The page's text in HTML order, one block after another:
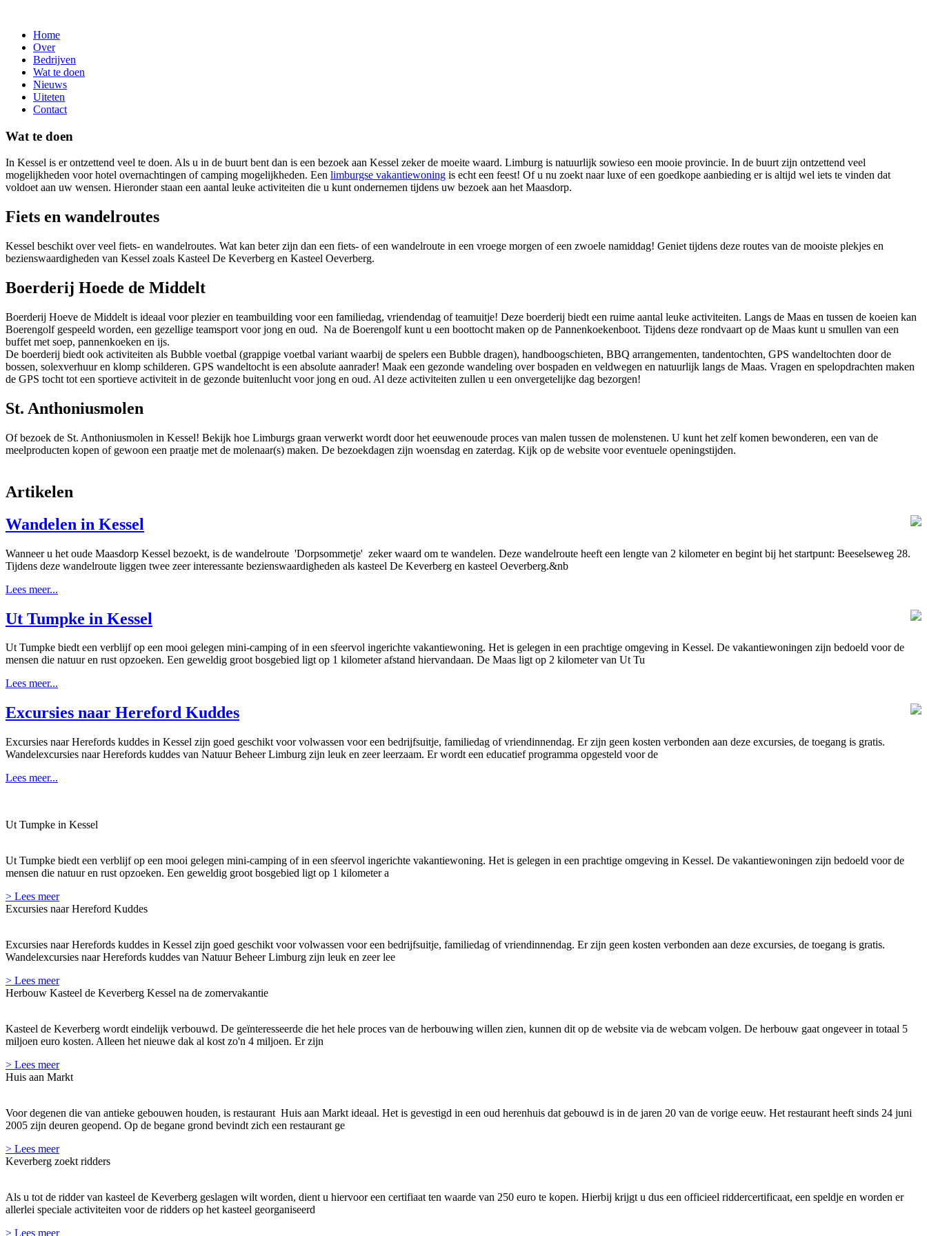
Home
Over
Bedrijven
Wat te doen
Nieuws
Uiteten
Contact
Wat te doen
In Kessel is er ontzettend veel te doen. Als u in de buurt bent dan is een bezoek aan Kessel zeker de moeite waard. Limburg is natuurlijk sowieso een mooie provincie. In de buurt zijn ontzettend veel
mogelijkheden voor hotel overnachtingen of camping mogelijkheden. Een limburgse vakantiewoning is echt een feest! Of u nu zoekt naar luxe of een goedkope aanbieding er is altijd wel iets te vinden dat
voldoet aan uw wensen. Hieronder staan een aantal leuke activiteiten die u kunt ondernemen tijdens uw bezoek aan het Maasdorp.
Fiets en wandelroutes
Kessel beschikt over veel fiets- en wandelroutes. Wat kan beter zijn dan een fiets- of een wandelroute in een vroege morgen of een zwoele namiddag! Geniet tijdens deze routes van de mooiste plekjes en
bezienswaardigheden van Kessel zoals Kasteel De Keverberg en Kasteel Oeverberg.
Boerderij Hoede de Middelt
Boerderij Hoeve de Middelt is ideaal voor plezier en teambuilding voor een familiedag, vriendendag of teamuitje! Deze boerderij biedt een ruime aantal leuke activiteiten. Langs de Maas en tussen de koeien kan
Boerengolf gespeeld worden, een gezellige teamsport voor jong en oud. Na de Boerengolf kunt u een boottocht maken op de Pannenkoekenboot. Tijdens deze rondvaart op de Maas kunt u smullen van een
buffet met soep, pannenkoeken en ijs.
De boerderij biedt ook activiteiten als Bubble voetbal (grappige voetbal variant waarbij de spelers een Bubble dragen), handboogschieten, BBQ arrangementen, tandentochten, GPS wandeltochten door de
bossen, solexverhuur en klomp schilderen. GPS wandeltocht is een absolute aanrader! Maak een gezonde wandeling over bospaden en veldwegen en natuurlijk langs de Maas. Vragen en spelopdrachten maken
de GPS tocht tot een sportieve activiteit in de gezonde buitenlucht voor jong en oud. Al deze activiteiten zullen u een onvergetelijke dag bezorgen!
St. Anthoniusmolen
Of bezoek de St. Anthoniusmolen in Kessel! Bekijk hoe Limburgs graan verwerkt wordt door het eeuwenoude proces van malen tussen de molenstenen. U kunt het zelf komen bewonderen, een van de
meelproducten kopen of gewoon een praatje met de molenaar(s) maken. De bezoekdagen zijn woensdag en zaterdag. Kijk op de website voor eventuele openingstijden.
Artikelen
Wandelen in Kessel
Wanneer u het oude Maasdorp Kessel bezoekt, is de wandelroute 'Dorpsommetje' zeker waard om te wandelen. Deze wandelroute heeft een lengte van 2 kilometer en begint bij het startpunt: Beeselseweg 28.
Tijdens deze wandelroute liggen twee zeer interessante bezienswaardigheden als kasteel De Keverberg en kasteel Oeverberg.&nb
Lees meer...
Ut Tumpke in Kessel
Ut Tumpke biedt een verblijf op een mooi gelegen mini-camping of in een sfeervol ingerichte vakantiewoning. Het is gelegen in een prachtige omgeving in Kessel. De vakantiewoningen zijn bedoeld voor de
mensen die natuur en rust opzoeken. Een geweldig groot bosgebied ligt op 1 kilometer afstand hiervandaan. De Maas ligt op 2 kilometer van Ut Tu
Lees meer...
Excursies naar Hereford Kuddes
Excursies naar Herefords kuddes in Kessel zijn goed geschikt voor volwassen voor een bedrijfsuitje, familiedag of vriendinnendag. Er zijn geen kosten verbonden aan deze excursies, de toegang is gratis.
Wandelexcursies naar Herefords kuddes van Natuur Beheer Limburg zijn leuk en zeer leerzaam. Er wordt een educatief programma opgesteld voor de
Lees meer...
Ut Tumpke in Kessel
Ut Tumpke biedt een verblijf op een mooi gelegen mini-camping of in een sfeervol ingerichte vakantiewoning. Het is gelegen in een prachtige omgeving in Kessel. De vakantiewoningen zijn bedoeld voor de
mensen die natuur en rust opzoeken. Een geweldig groot bosgebied ligt op 1 kilometer a
> Lees meer
Excursies naar Hereford Kuddes
Excursies naar Herefords kuddes in Kessel zijn goed geschikt voor volwassen voor een bedrijfsuitje, familiedag of vriendinnendag. Er zijn geen kosten verbonden aan deze excursies, de toegang is gratis.
Wandelexcursies naar Herefords kuddes van Natuur Beheer Limburg zijn leuk en zeer lee
> Lees meer
Herbouw Kasteel de Keverberg Kessel na de zomervakantie
Kasteel de Keverberg wordt eindelijk verbouwd. De geïnteresseerde die het hele proces van de herbouwing willen zien, kunnen dit op de website via de webcam volgen. De herbouw gaat ongeveer in totaal 5
miljoen euro kosten. Alleen het nieuwe dak al kost zo'n 4 miljoen. Er zijn
> Lees meer
Huis aan Markt
Voor degenen die van antieke gebouwen houden, is restaurant Huis aan Markt ideaal. Het is gevestigd in een oud herenhuis dat gebouwd is in de jaren 20 van de vorige eeuw. Het restaurant heeft sinds 24 juni
2005 zijn deuren geopend. Op de begane grond bevindt zich een restaurant ge
> Lees meer
Keverberg zoekt ridders
Als u tot de ridder van kasteel de Keverberg geslagen wilt worden, dient u hiervoor een certifiaat ten waarde van 250 euro te kopen. Hierbij krijgt u dus een officieel riddercertificaat, een speldje en worden er
allerlei speciale activiteiten voor de ridders op het kasteel georganiseerd
> Lees meer